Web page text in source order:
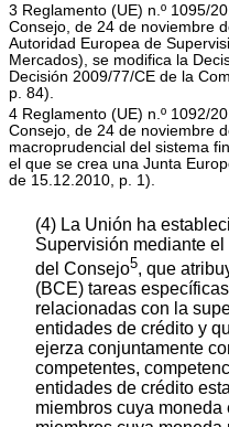
3 Reglamento (UE) n.º 1095/
Consejo, de 24 de noviembre
Autoridad Europea de
Mercados), se modifica la
Decisión 2009/77/CE de la
p. 84).
4 Reglamento (UE) n.º 1092/
Consejo, de 24 de noviembre
macroprudencial del sistema
el que se crea una Junta
de 15.12.2010, p. 1).
(4) La Unión ha
Supervisión mediante
del Consejo5, que
(BCE) tareas
relacionadas con la
entidades de crédito y
ejerza conjuntamente
competentes,
entidades de crédito
miembros cuya